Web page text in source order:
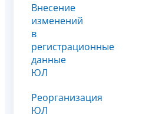
Внесение
изменений
в
регистрационные
данные
ЮЛ
Реорганизация
ЮЛ